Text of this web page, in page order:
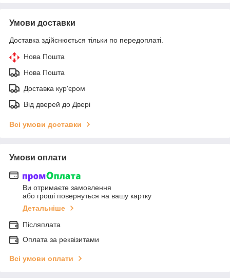
Умови доставки
Доставка здійснюється тільки по передоплаті.
Нова Пошта
Нова Пошта
Доставка кур'єром
Від дверей до Двері
Всі умови доставки
Умови оплати
Ви отримаєте замовлення
або гроші повернуться на вашу картку
Детальніше
Післяплата
Оплата за реквізитами
Всі умови оплати